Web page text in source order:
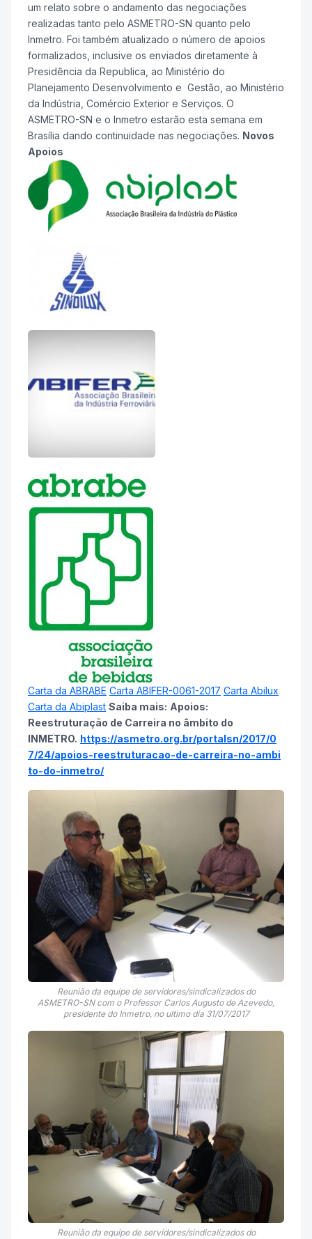
um relato sobre o andamento das negociações
realizadas tanto pelo ASMETRO-SN quanto pelo
Inmetro. Foi também atualizado o número de apoios
formalizados, inclusive os enviados diretamente à
Presidência da Republica, ao Ministério do
Planejamento Desenvolvimento e Gestão, ao Ministério
da Indústria, Comércio Exterior e Serviços. O
ASMETRO-SN e o Inmetro estarão esta semana em
Brasília dando continuidade nas negociações. Novos
Apoios
Carta da ABRABE Carta ABIFER-0061-2017 Carta Abilux
Carta da Abiplast Saiba mais: Apoios:
Reestruturação de Carreira no âmbito do
INMETRO. https://asmetro.org.br/portalsn/2017/0
7/24/apoios-reestruturacao-de-carreira-no-ambi
to-do-inmetro/
Reunião da equipe de servidores/sindicalizados do
ASMETRO-SN com o Professor Carlos Augusto de Azevedo,
presidente do Inmetro, no ultimo dia 31/07/2017
Reunião da equipe de servidores/sindicalizados do